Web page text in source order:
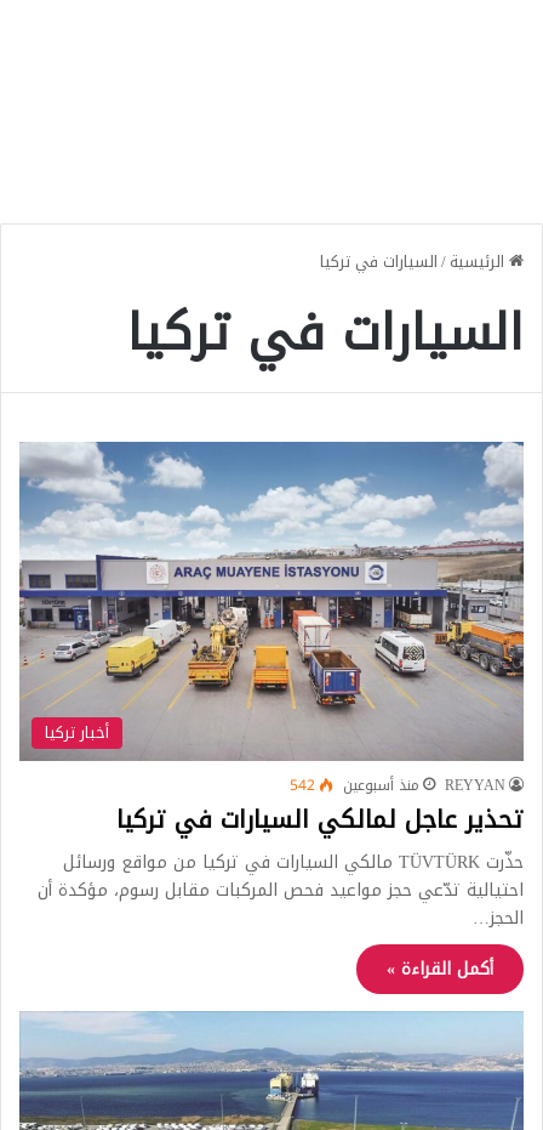
الرئيسية/السيارات في تركيا
السيارات في تركيا
أخبار تركيا
REYYAN منذ أسبوعين 542
تحذير عاجل لمالكي السيارات في تركيا
حذّرت TÜVTÜRK مالكي السيارات في تركيا من مواقع ورسائل
احتيالية تدّعي حجز مواعيد فحص المركبات مقابل رسوم، مؤكدة أن
الحجز…
أكمل القراءة »